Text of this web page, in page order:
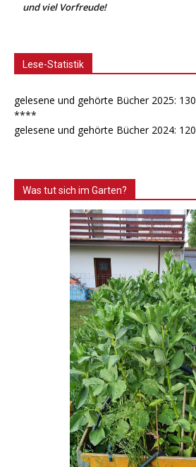
und viel Vorfreude!
Lese-Statistik
gelesene und gehörte Bücher 2025: 130
****
gelesene und gehörte Bücher 2024: 120
Was tut sich im Garten?